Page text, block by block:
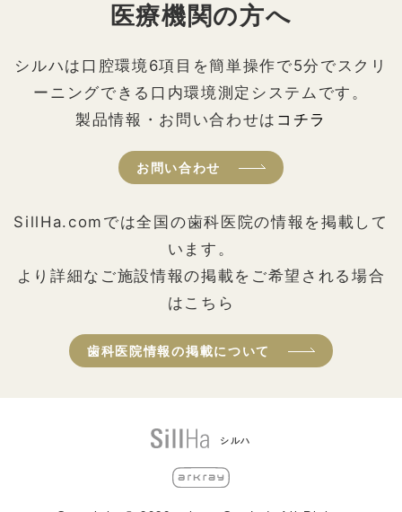
医療機関の方へ
シルハは口腔環境6項目を簡単操作で5分でスクリ
ーニングできる口内環境測定システムです。
製品情報・お問い合わせは コチラ
お問い合わせ
SillHa.comでは全国の歯科医院の情報を掲載して
います。
より詳細なご施設情報の掲載をご希望される場合
はこちら
歯科医院情報の掲載について
シルハ